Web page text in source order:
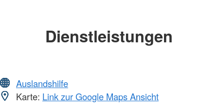
Dienstleistungen
Auslandshilfe
Karte: Link zur Google Maps Ansicht